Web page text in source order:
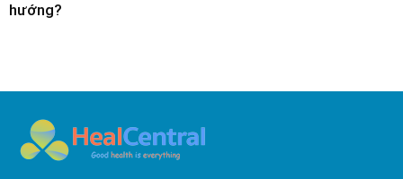
hướng?